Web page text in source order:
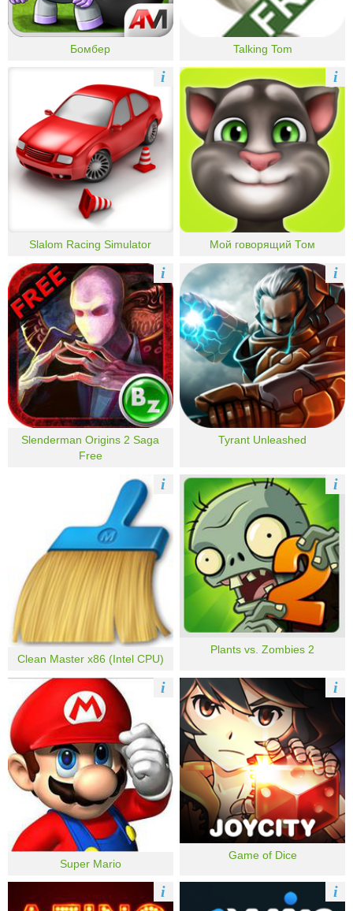
Бомбер Talking Tom
Slalom Racing Simulator
i
Мой говорящий Том
i
Slenderman Origins 2 Saga
Free
i
Tyrant Unleashed
i
Clean Master x86 (Intel CPU)
i
Plants vs. Zombies 2
i
Super Mario
i
Game of Dice
i
i i